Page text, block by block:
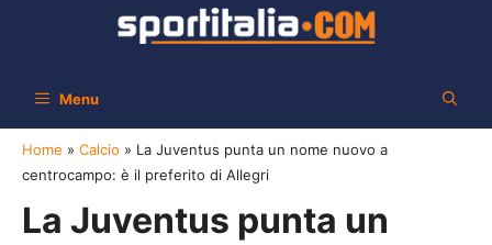
Menu
Home » Calcio » La Juventus punta un nome nuovo a
centrocampo: è il preferito di Allegri
La Juventus punta un